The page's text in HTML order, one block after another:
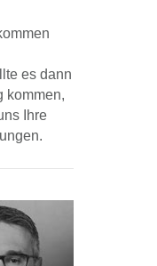
es dann
kommen,
Ihre